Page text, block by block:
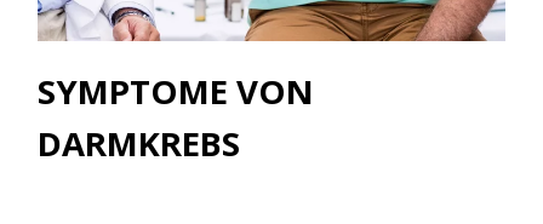
SYMPTOME VON
DARMKREBS